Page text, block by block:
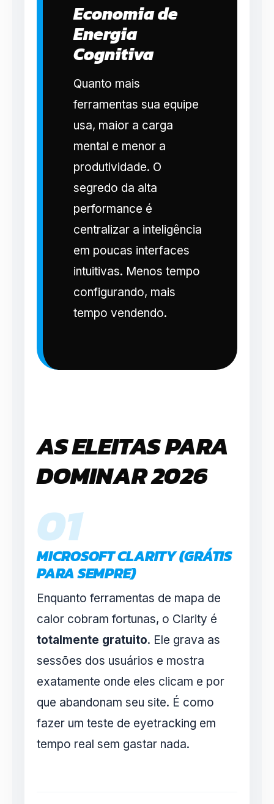
Economia de
Energia
Cognitiva
Quanto mais
ferramentas sua equipe
usa, maior a carga
mental e menor a
produtividade. O
segredo da alta
performance é
centralizar a inteligência
em poucas interfaces
intuitivas. Menos tempo
configurando, mais
tempo vendendo.
AS ELEITAS PARA
DOMINAR 2026
01
MICROSOFT CLARITY (GRÁTIS
PARA SEMPRE)
Enquanto ferramentas de mapa de
calor cobram fortunas, o Clarity é
totalmente gratuito. Ele grava as
sessões dos usuários e mostra
exatamente onde eles clicam e por
que abandonam seu site. É como
fazer um teste de eyetracking em
tempo real sem gastar nada.